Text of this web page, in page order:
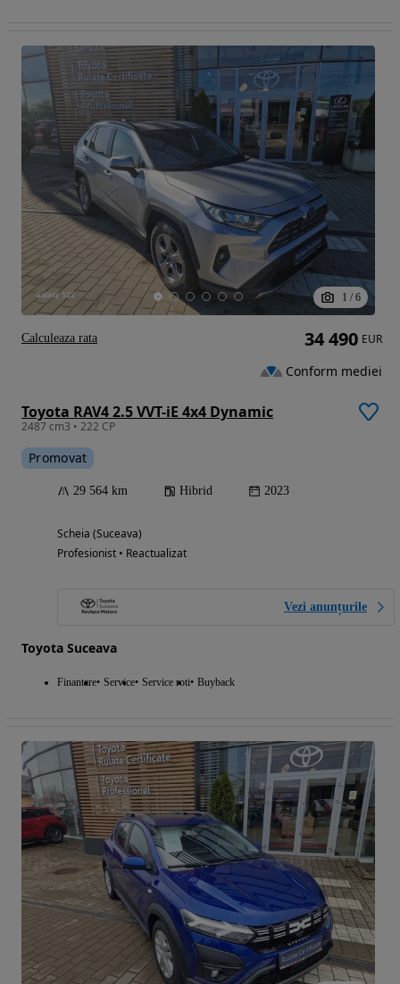
1 / 6
Toyota RAV4 2.5 VVT-iE 4x4 Dynamic
2487 cm3 • 222 CP
Promovat
29 564 km Hibrid 2023
Scheia (Suceava)
Profesionist • Reactualizat
Vezi anunțurile
Toyota Suceava
Finantare Service Service roti Buyback
34 490 EUR
Conform mediei
Calculeaza rata